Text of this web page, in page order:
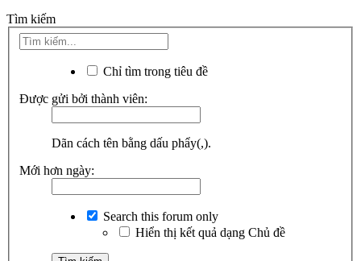
Tìm kiếm
Chỉ tìm trong tiêu đề
Được gửi bởi thành viên:
Dãn cách tên bằng dấu phẩy(,).
Mới hơn ngày:
Search this forum only
Hiển thị kết quả dạng Chủ đề